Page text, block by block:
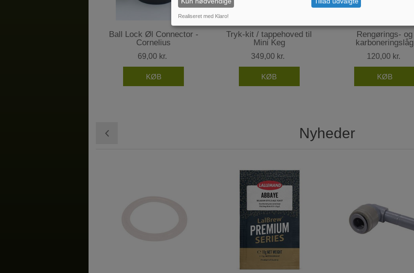
Ball Lock Øl Connector -
Cornelius
69,00 kr.
Tryk-kit / tappehoved til
Mini Keg
349,00 kr.
Rengørings- og
karboneringslåg
120,00 kr.
Nyheder
Realiseret med Klaro!